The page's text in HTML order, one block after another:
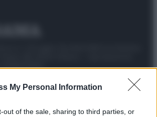
My Personal Information
out of the sale, sharing to third parties, or
Moda Podcast Abbonati